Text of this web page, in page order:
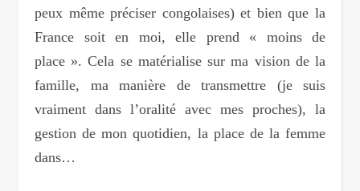
peux même préciser congolaises) et bien que la
France soit en moi, elle prend « moins de
place ». Cela se matérialise sur ma vision de la
famille, ma manière de transmettre (je suis
vraiment dans l’oralité avec mes proches), la
gestion de mon quotidien, la place de la femme
dans…